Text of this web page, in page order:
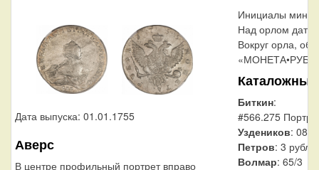
Дата выпуска: 01.01.1755
Аверс
В центре профильный портрет вправо
Инициалы
Над орлом дата
Вокруг орла,
Биткин:
#566.275
Уздеников: 0874
Петров: 3 рубля
Волмар: 65/3